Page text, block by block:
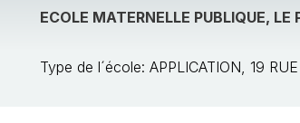
ECOLE MATERNELLE PUBLIQUE,
Type de l´école: APPLICATION, 19